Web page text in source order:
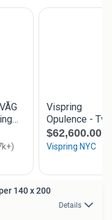
140 x 200
Details